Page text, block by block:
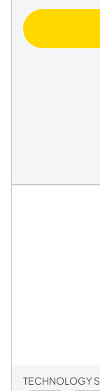
TECHNOLOGY